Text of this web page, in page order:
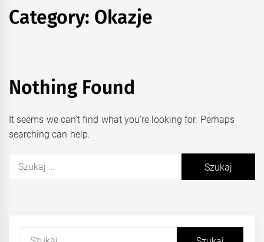
Category: Okazje
Nothing Found
It seems we can’t find what you’re looking for. Perhaps
searching can help.
Szukaj:
Szukaj: